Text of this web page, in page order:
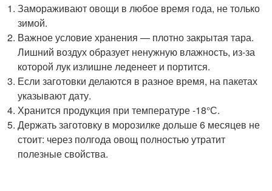
Замораживают овощи в любое время года, не только
зимой.
Важное условие хранения — плотно закрытая тара.
Лишний воздух образует ненужную влажность, из-за
которой лук излишне леденеет и портится.
Если заготовки делаются в разное время, на пакетах
указывают дату.
Хранится продукция при температуре -18°С.
Держать заготовку в морозилке дольше 6 месяцев не
стоит: через полгода овощ полностью утратит
полезные свойства.